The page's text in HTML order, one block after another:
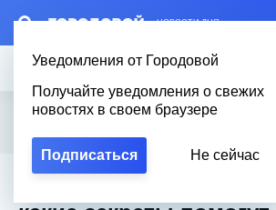
– НОВОСТИ ДНЯ
Уведомления от Городовой
Получайте уведомления о свежих
новостях в своем браузере
Подписаться Не сейчас
Новости Эксклюзив Вопросы о
Городовой Полезное / Фиолетовое золото огорода:
превратить каждый куст баклажана в золотую жилу -
Давыдова
Фиолетовое золото